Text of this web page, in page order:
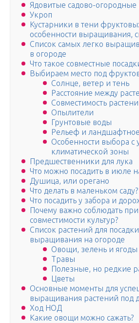
Ядовитые садово-огородные
Укроп
Кустарники в тени
особенности выращивания,
Список самых легко
в огороде
Что такое совместные
Выбираем место под
Солнце, ветер и тень
Расстояние между
Совместимость
Опылители
Грунтовые воды
Рельеф и
Особенности выбора с
климатической зоны
Предшественники для лука
Что можно посадить в июле
Душица, или орегано
Что делать в маленьком саду?
Что посадить у забора и
Почему важно соблюдать
совместимости культур?
Список растений для
выращивания на огороде
Овощи, зелень и ягоды
Травы
Полезные, но редкие
Цветы
Основные моменты для
выращивания растений под
Ход НОД
Какие овощи можно сажать?